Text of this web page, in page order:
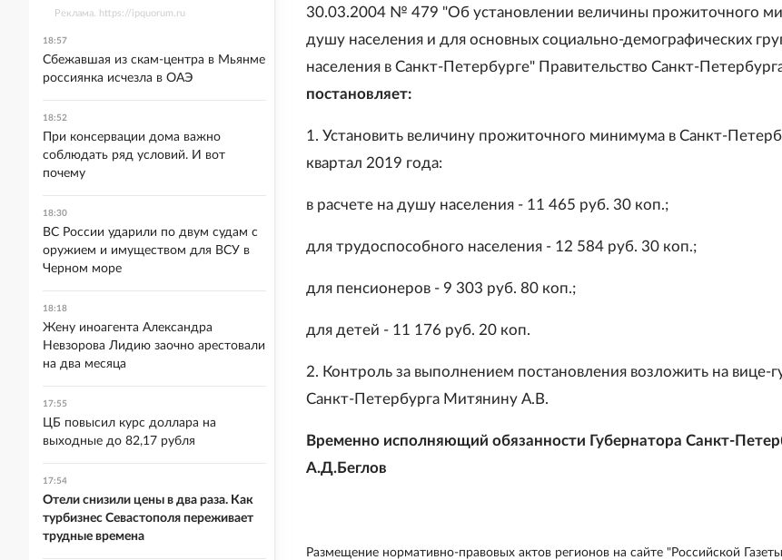
30.03.2004 № 479 "Об установлении величины прожиточного
душу населения и для основных социально-демографических
населения в Санкт-Петербурге" Правительство Санкт-
постановляет:
1. Установить величину прожиточного минимума в Санкт-
квартал 2019 года:
в расчете на душу населения - 11 465 руб. 30 коп.;
для трудоспособного населения - 12 584 руб. 30 коп.;
для пенсионеров - 9 303 руб. 80 коп.;
для детей - 11 176 руб. 20 коп.
2. Контроль за выполнением постановления возложить на вице-
Санкт-Петербурга Митянину А.В.
Временно исполняющий обязанности Губернатора Санкт-
А.Д.Беглов
Размещение нормативно-правовых актов регионов на сайте "Российской
Реклама. https://ipquorum.ru
18:57
Сбежавшая из скам-центра в Мьянме
россиянка исчезла в ОАЭ
18:52
При консервации дома важно
соблюдать ряд условий. И вот
почему
18:30
ВС России ударили по двум судам с
оружием и имуществом для ВСУ в
Черном море
18:18
Жену иноагента Александра
Невзорова Лидию заочно арестовали
на два месяца
17:55
ЦБ повысил курс доллара на
выходные до 82,17 рубля
17:54
Отели снизили цены в два раза. Как
турбизнес Севастополя переживает
трудные времена